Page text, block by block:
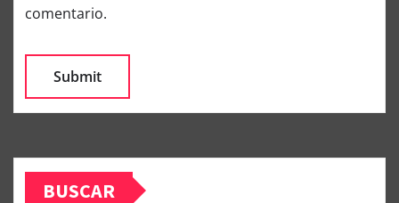
comentario.
BUSCAR